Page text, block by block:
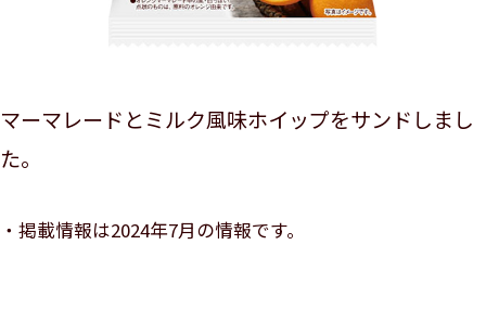
マーマレードとミルク風味ホイップをサンドしまし
た。
掲載情報は2024年7月の情報です。